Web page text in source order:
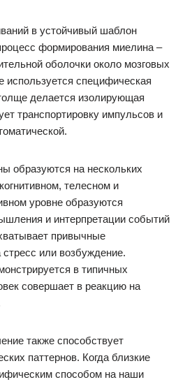
в устойчивый шаблон
формирования миелина –
оболочки около мозговых
используется специфическая
делается изолирующая
транспортировку импульсов и
образуются на нескольких
телесном и
уровне образуются
и интерпретации событий
привычные
или возбуждение.
в типичных
совершает в реакцию на
также способствует
паттернов. Когда близкие
способом на наши